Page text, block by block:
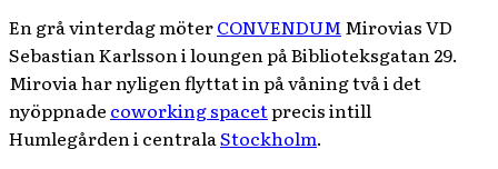
En grå vinterdag möterCONVENDUMMirovias VD
Sebastian Karlsson i loungen på Biblioteksgatan 29.
Mirovia har nyligen flyttat in på våning två i det
nyöppnade coworking spacetprecis intill
Humlegården i centralaStockholm.